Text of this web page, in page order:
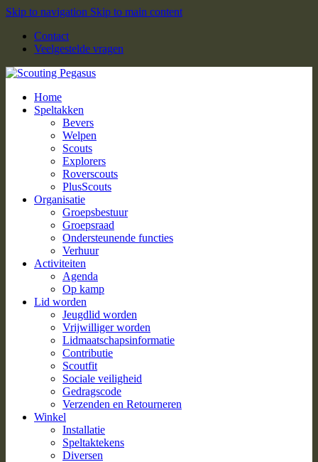
Skip to navigation Skip to main content
Contact
Veelgestelde vragen
Home
Speltakken
Bevers
Welpen
Scouts
Explorers
Roverscouts
PlusScouts
Organisatie
Groepsbestuur
Groepsraad
Ondersteunende functies
Verhuur
Activiteiten
Agenda
Op kamp
Lid worden
Jeugdlid worden
Vrijwilliger worden
Lidmaatschapsinformatie
Contributie
Scoutfit
Sociale veiligheid
Gedragscode
Verzenden en Retourneren
Winkel
Installatie
Speltaktekens
Diversen